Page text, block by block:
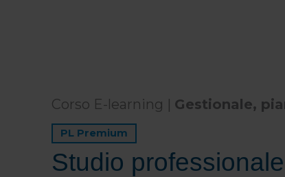
Corso E-learning | Gestionale,
PL Premium
Studio